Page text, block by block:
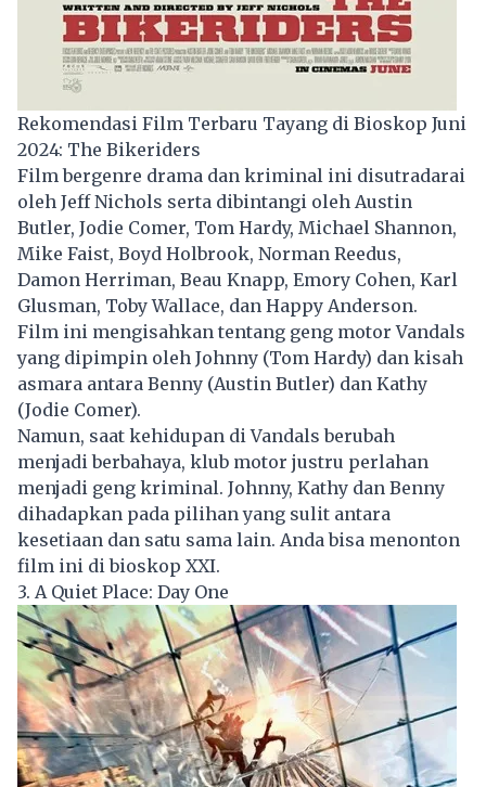
Rekomendasi Film Terbaru Tayang di Bioskop Juni
2024: The Bikeriders
Film bergenre drama dan kriminal ini disutradarai
oleh Jeff Nichols serta dibintangi oleh Austin
Butler, Jodie Comer, Tom Hardy, Michael Shannon,
Mike Faist, Boyd Holbrook, Norman Reedus,
Damon Herriman, Beau Knapp, Emory Cohen, Karl
Glusman, Toby Wallace, dan Happy Anderson.
Film ini mengisahkan tentang geng motor Vandals
yang dipimpin oleh Johnny (Tom Hardy) dan kisah
asmara antara Benny (Austin Butler) dan Kathy
(Jodie Comer).
Namun, saat kehidupan di Vandals berubah
menjadi berbahaya, klub motor justru perlahan
menjadi geng kriminal. Johnny, Kathy dan Benny
dihadapkan pada pilihan yang sulit antara
kesetiaan dan satu sama lain. Anda bisa menonton
film ini di bioskop XXI.
3. A Quiet Place: Day One